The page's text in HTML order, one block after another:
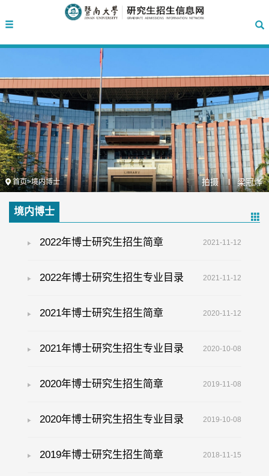
首页>境内博士 拍摄 l梁冠烨
境内博士
2022年博士研究生招生简章 2021-11-12
2022年博士研究生招生专业目录 2021-11-12
2021年博士研究生招生简章 2020-11-12
2021年博士研究生招生专业目录 2020-10-08
2020年博士研究生招生简章 2019-11-08
2020年博士研究生招生专业目录 2019-10-08
2019年博士研究生招生简章 2018-11-15